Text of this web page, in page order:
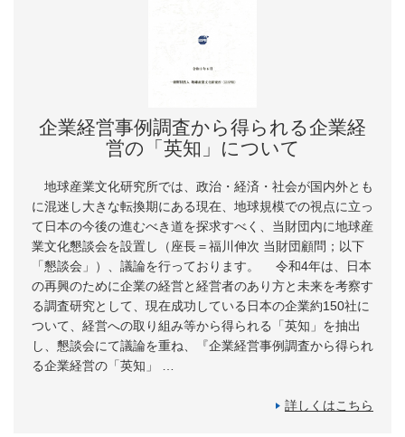
企業経営事例調査から得られる企業経
営の「英知」について
地球産業文化研究所では、政治・経済・社会が国内外とも
に混迷し大きな転換期にある現在、地球規模での視点に立っ
て日本の今後の進むべき道を探求すべく、当財団内に地球産
業文化懇談会を設置し（座長＝福川伸次 当財団顧問；以下
「懇談会」）、議論を行っております。 令和4年は、日本
の再興のために企業の経営と経営者のあり方と未来を考察す
る調査研究として、現在成功している日本の企業約150社に
ついて、経営への取り組み等から得られる「英知」を抽出
し、懇談会にて議論を重ね、『企業経営事例調査から得られ
る企業経営の「英知」 …
詳しくはこちら